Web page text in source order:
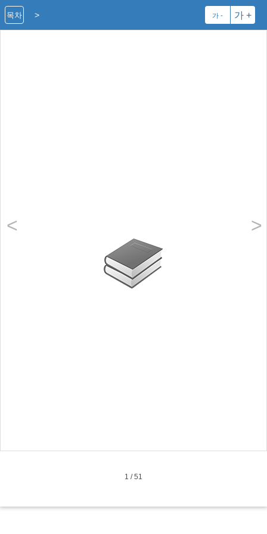
> 가 - 가 +
목차
< >
1 /51